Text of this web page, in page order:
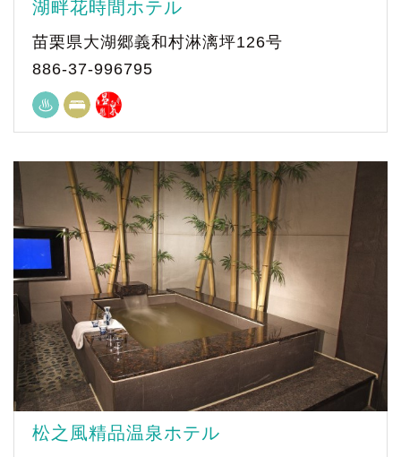
湖畔花時間ホテル
苗栗県大湖郷義和村淋漓坪126号
886-37-996795
松之風精品温泉ホテル